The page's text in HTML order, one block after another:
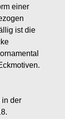
einer
ist die
in der